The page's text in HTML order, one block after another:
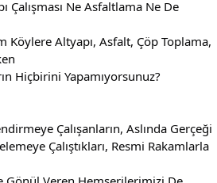
Çalışması Ne Asfaltlama Ne De
Köylere Altyapı, Asfalt, Çöp Toplama,
Hiçbirini Yapamıyorsunuz?
Çalışanların, Aslında Gerçeği
Çalıştıkları, Resmi Rakamlarla